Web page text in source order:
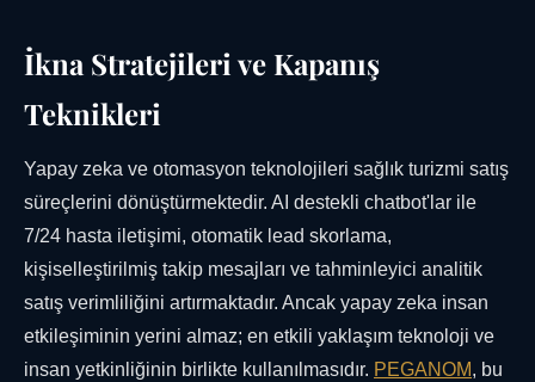
İkna Stratejileri ve Kapanış
Teknikleri
Yapay zeka ve otomasyon teknolojileri sağlık turizmi satış
süreçlerini dönüştürmektedir. AI destekli chatbot'lar ile
7/24 hasta iletişimi, otomatik lead skorlama,
kişiselleştirilmiş takip mesajları ve tahminleyici analitik
satış verimliliğini artırmaktadır. Ancak yapay zeka insan
etkileşiminin yerini almaz; en etkili yaklaşım teknoloji ve
insan yetkinliğinin birlikte kullanılmasıdır. PEGANOM, bu